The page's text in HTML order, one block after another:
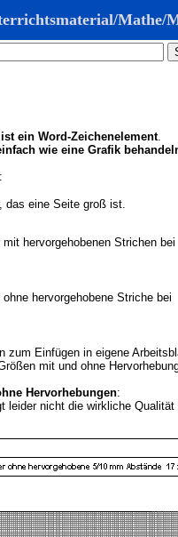
Mathe/
ein Word-Zeichenelement.
wie eine Grafik
das eine Seite groß ist.
mit hervorgehobenen Strichen bei
ohne hervorgehobene Striche bei
zum Einfügen in eigene
mit und ohne
Hervorhebungen:
leider nicht die wirkliche Qualität